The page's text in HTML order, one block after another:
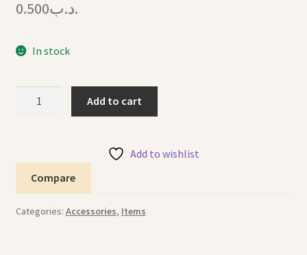
.د.ب0.500
In stock
لؤلؤ
quantity
Add to cart
Add to wishlist
Compare
Categories: Accessories, Items